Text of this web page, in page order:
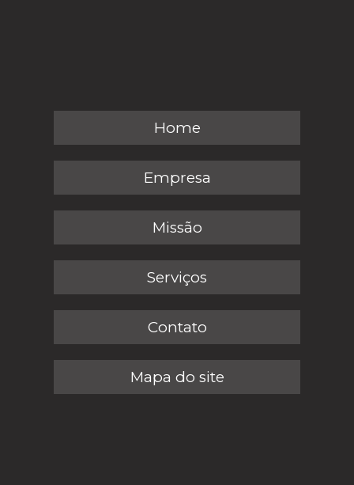
Home
Empresa
Missão
Serviços
Contato
Mapa do site